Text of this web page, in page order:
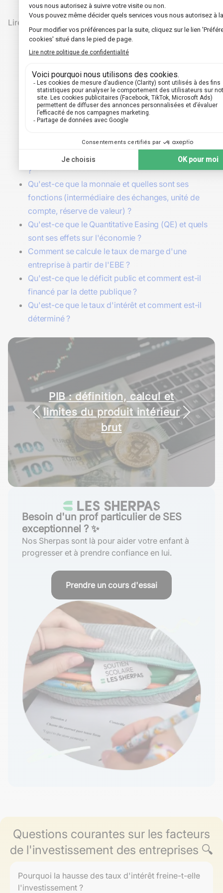
Lire aussi 🔎 :
Quel est le rôle d'une banque centrale (mandat,
indépendance, instruments) ?
quel est leur rôle dans l'économie ?
Comment l'État peut-il utiliser ses dépenses et ses
recettes pour lutter contre le chômage ?
Pourquoi une politique de relance budgétaire a-t-
Pourquoi la valeur ajoutée est-elle un meilleur
indicateur de la production que le chiffre d'affaires
?
Qu'est-ce que la monnaie et quelles sont ses
fonctions (intermédiaire des échanges, unité de
compte, réserve de valeur) ?
Qu'est-ce que le Quantitative Easing (QE) et quels
sont ses effets sur l'économie ?
Comment se calcule le taux de marge d'une
entreprise à partir de l'EBE ?
Qu'est-ce que le déficit public et comment est-il
financé par la dette publique ?
Qu'est-ce que le taux d'intérêt et comment est-il
déterminé ?
PIB : définition, calcul et
limites du produit intérieur
brut
Besoin d'un prof particulier de SES
exceptionnel ? ✨
Nos Sherpas sont là pour aider votre enfant à
progresser et à prendre confiance en lui.
Prendre un cours d'essai
Questions courantes sur les facteurs
de l'investissement des entreprises 🔍
Pourquoi la hausse des taux d'intérêt freine-t-elle
l'investissement ?